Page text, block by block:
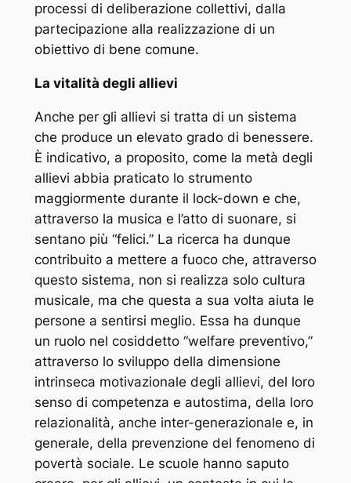
processi di deliberazione collettivi, dalla
partecipazione alla realizzazione di un
obiettivo di bene comune.
La vitalità degli allievi
Anche per gli allievi si tratta di un sistema
che produce un elevato grado di benessere.
È indicativo, a proposito, come la metà degli
allievi abbia praticato lo strumento
maggiormente durante il lock-down e che,
attraverso la musica e l’atto di suonare, si
sentano più “felici.” La ricerca ha dunque
contribuito a mettere a fuoco che, attraverso
questo sistema, non si realizza solo cultura
musicale, ma che questa a sua volta aiuta le
persone a sentirsi meglio. Essa ha dunque
un ruolo nel cosiddetto “welfare preventivo,”
attraverso lo sviluppo della dimensione
intrinseca motivazionale degli allievi, del loro
senso di competenza e autostima, della loro
relazionalità, anche inter-generazionale e, in
generale, della prevenzione del fenomeno di
povertà sociale. Le scuole hanno saputo